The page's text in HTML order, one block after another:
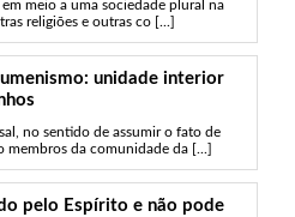
meio a uma sociedade plural na
religiões e outras co [...]
unidade interior
no sentido de assumir o fato de
membros da comunidade da [...]
pelo Espírito e não pode